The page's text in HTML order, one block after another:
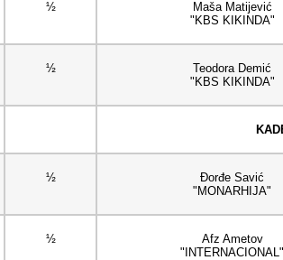
½
Maša Matijević
"KBS KIKINDA"
½
Teodora Demić
"KBS KIKINDA"
½
Đorđe Savić
"MONARHIJA"
½
Afz Ametov
"INTERNACIONAL"